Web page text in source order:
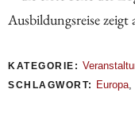
KATEGORIE:
SCHLAGWORT: Europa